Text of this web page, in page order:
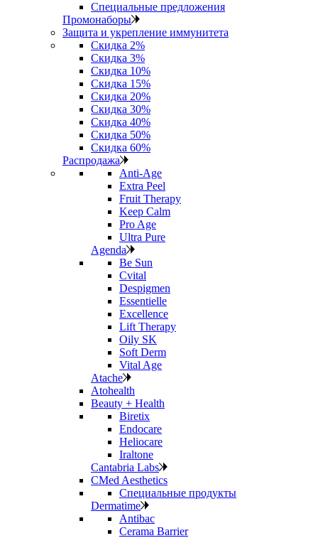
Специальные предложения
Промонаборы
Защита и укрепление иммунитета
Скидка 2%
Скидка 3%
Скидка 10%
Скидка 15%
Скидка 20%
Скидка 30%
Скидка 40%
Скидка 50%
Скидка 60%
Распродажа
Anti‑Age
Extra Peel
Fruit Therapy
Keep Calm
Pro Age
Ultra Pure
Agenda
Be Sun
Cvital
Despigmen
Essentielle
Excellence
Lift Therapy
Oily SK
Soft Derm
Vital Age
Atache
Atohealth
Beauty + Health
Biretix
Endocare
Heliocare
Iraltone
Cantabria Labs
CMed Aesthetics
Специальные продукты
Dermatime
Antibac
Cerama Barrier